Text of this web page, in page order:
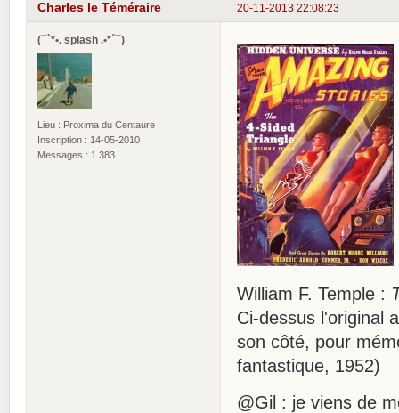
20-11-2013 22:08:23
Charles le Téméraire
(¯`*•. splash .•*´¯)
Lieu : Proxima du Centaure
Inscription : 14-05-2010
Messages : 1 383
William F. Temple :
Ci-dessus l'original
son côté, pour
fantastique, 1952)
@Gil : je viens de